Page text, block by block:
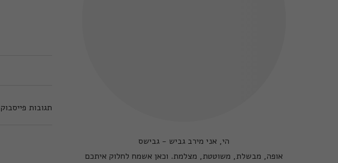
תגובות פייסבוק
הי, אני מירב גביש - גבישס
אופה, מבשלת, משוטטת, מצלמת. וכאן אשמח לחלוק איתכם